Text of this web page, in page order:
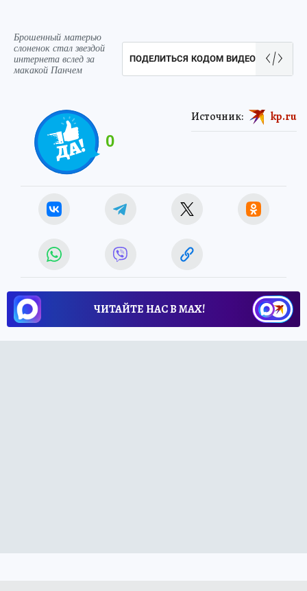
Брошенный матерью
слоненок стал звездой
интернета вслед за
макакой Панчем
ПОДЕЛИТЬСЯ КОДОМ ВИДЕО
0
Источник: kp.ru
ЧИТАЙТЕ НАС В МАХ!